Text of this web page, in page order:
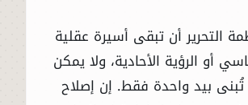
التحرير أن تبقى أسيرة عقلية
أو الرؤية الأحادية، ولا يمكن
بيد واحدة فقط. إن إصلاح